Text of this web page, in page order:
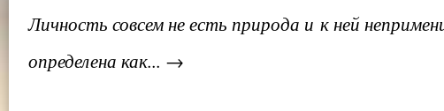
Личность совсем не есть природа и к ней
определена как... →